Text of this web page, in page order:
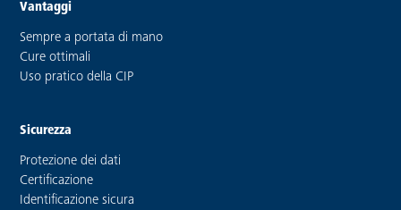
Vantaggi
Sempre a portata di mano
Cure ottimali
Uso pratico della CIP
Sicurezza
Protezione dei dati
Certificazione
Identificazione sicura